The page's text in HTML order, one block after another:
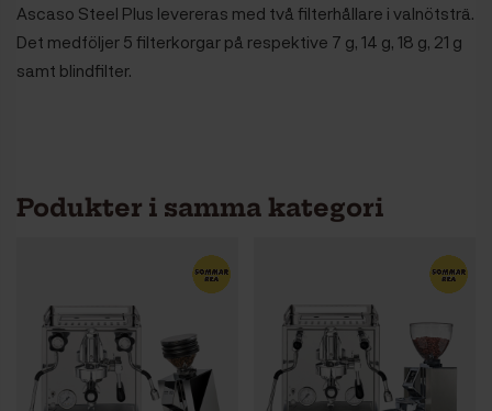
Ascaso Steel Plus levereras med två filterhållare i valnötsträ.
Det medföljer 5 filterkorgar på respektive 7 g, 14 g, 18 g, 21 g
samt blindfilter.
Podukter i samma kategori